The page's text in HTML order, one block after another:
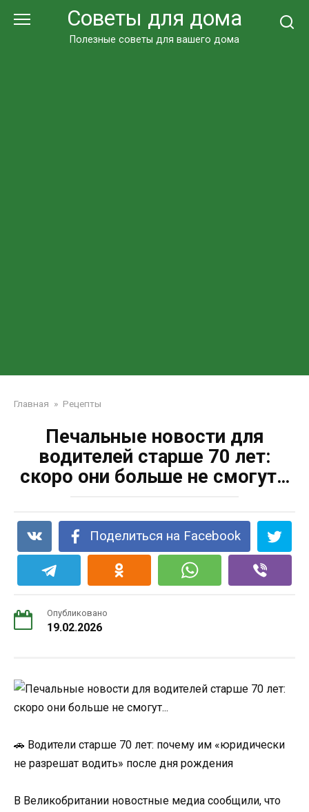
Советы для дома
Полезные советы для вашего дома
Главная » Рецепты
Печальные новости для
водителей старше 70 лет:
скоро они больше не смогут…
Поделиться на Facebook
Опубликовано
19.02.2026
🚗 Водители старше 70 лет: почему им «юридически
не разрешат водить» после дня рождения
В Великобритании новостные медиа сообщили, что